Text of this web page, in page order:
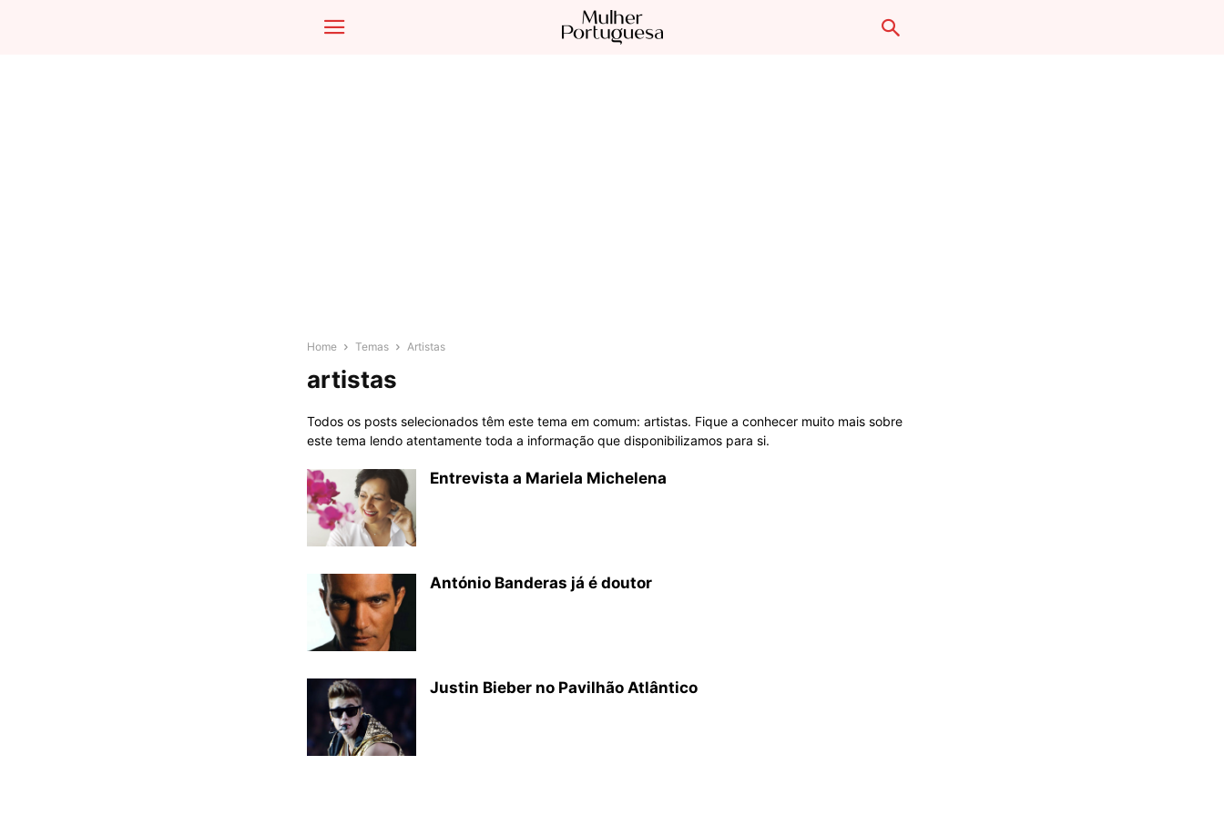
Home Temas Artistas
artistas
Todos os posts selecionados têm este tema em comum: artistas. Fique a conhecer muito mais sobre
este tema lendo atentamente toda a informação que disponibilizamos para si.
Entrevista a Mariela Michelena
António Banderas já é doutor
Justin Bieber no Pavilhão Atlântico